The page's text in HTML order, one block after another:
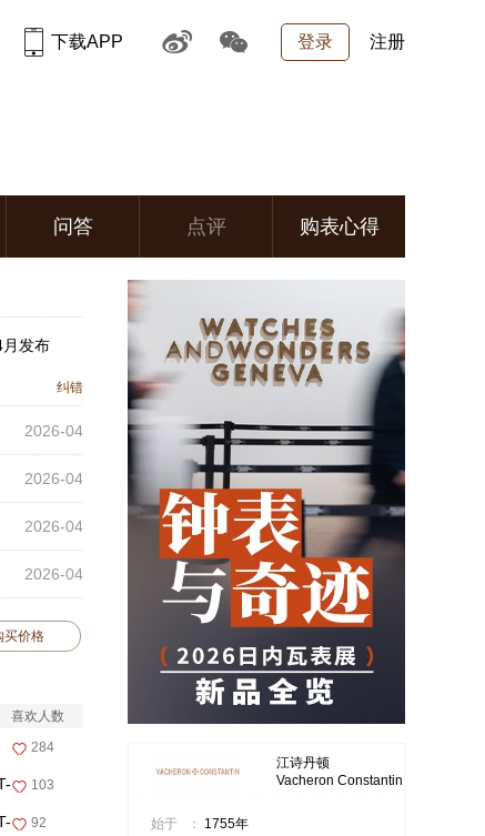
登录 注册
下载APP
问答 点评 购表心得
发布
纠错
2026-04
2026-04
2026-04
2026-04
买价格
喜欢人数
284
103
92
江诗丹顿
Vacheron Constantin
始于 ：
1755年